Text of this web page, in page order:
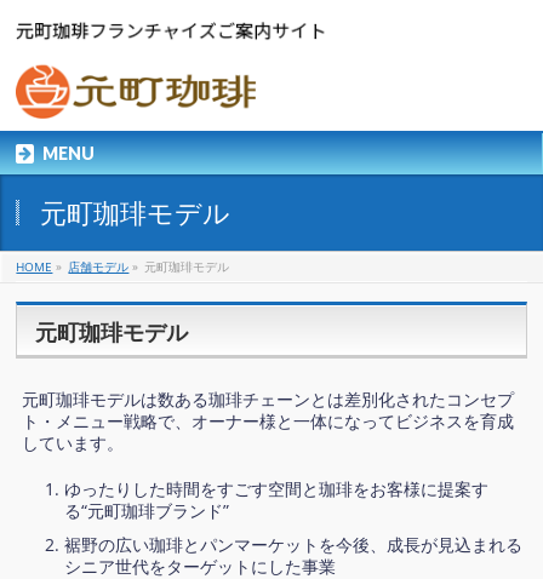
MENU
元町珈琲モデル
HOME » 店舗モデル » 元町珈琲モデル
元町珈琲モデル
元町珈琲モデルは数ある珈琲チェーンとは差別化されたコンセプ
ト・メニュー戦略で、オーナー様と一体になってビジネスを育成
しています。
ゆったりした時間をすごす空間と珈琲をお客様に提案す
る“元町珈琲ブランド”
裾野の広い珈琲とパンマーケットを今後、成長が見込まれる
シニア世代をターゲットにした事業